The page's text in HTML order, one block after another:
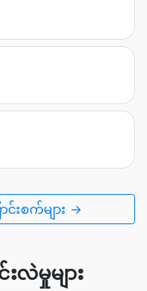
င်းစက်များ →
းလဲမှုများ